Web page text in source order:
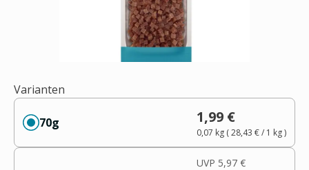
Varianten
70g 1,99 €
0,07 kg(28,43 €/ 1 kg)
UVP 5,97 €